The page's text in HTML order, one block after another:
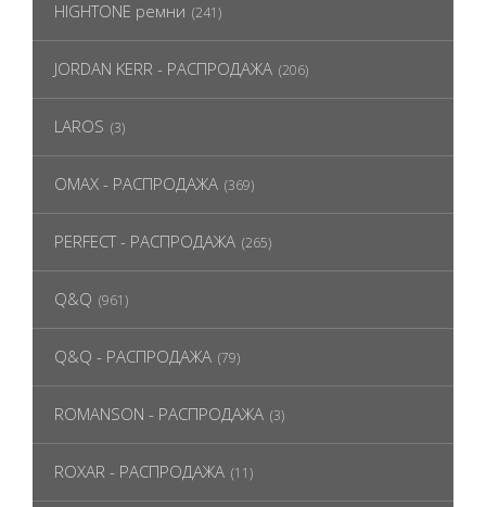
HIGHTONE ремни (241)
JORDAN KERR - РАСПРОДАЖА (206)
LAROS (3)
OMAX - РАСПРОДАЖА (369)
PERFECT - РАСПРОДАЖА (265)
Q&Q (961)
Q&Q - РАСПРОДАЖА (79)
ROMANSON - РАСПРОДАЖА (3)
ROXAR - РАСПРОДАЖА (11)